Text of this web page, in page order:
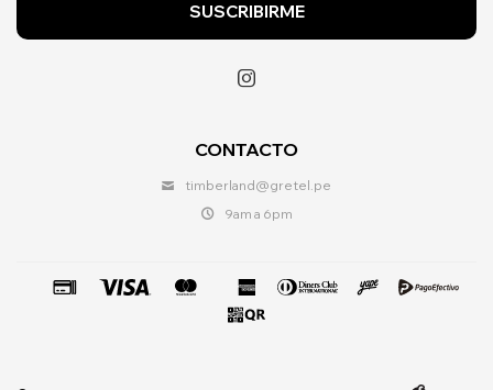
CONTACTO
timberland@gretel.pe
9am a 6pm
SUSCRIBIRME
